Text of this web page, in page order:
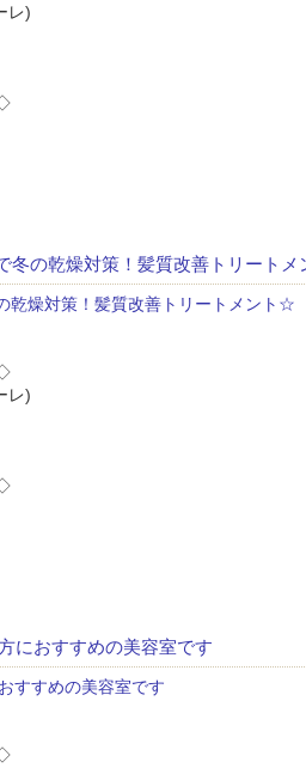
レ)
の乾燥対策！髪質改善トリート
燥対策！髪質改善トリートメント☆
レ)
におすすめの美容室です
すすめの美容室です